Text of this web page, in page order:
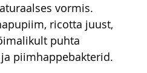
vormis.
ricotta juust,
puhta
piimhappebakterid.